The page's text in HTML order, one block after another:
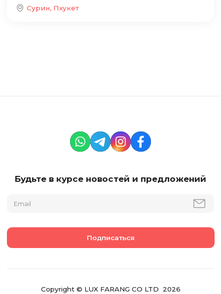
Сурин, Пхукет
Будьте в курсе новостей и предложений
Copyright © LUX FARANG CO LTD 2026